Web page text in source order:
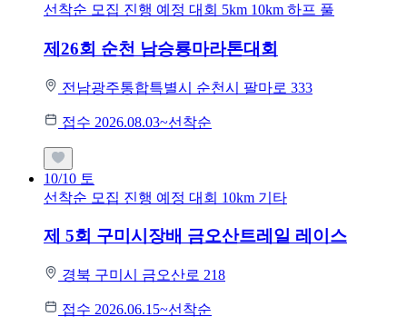
선착순 모집 진행 예정 대회 5km 10km 하프 풀
제26회 순천 남승룡마라톤대회
전남광주통합특별시 순천시 팔마로 333
접수 2026.08.03~선착순
10/10 토
선착순 모집 진행 예정 대회 10km 기타
제 5회 구미시장배 금오산트레일 레이스
경북 구미시 금오산로 218
접수 2026.06.15~선착순